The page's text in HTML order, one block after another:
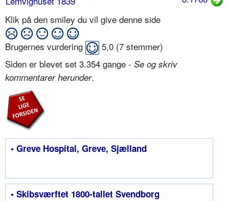
Klik på den smiley du vil give denne side
Brugernes vurdering 5,0 (7 stemmer)
Siden er blevet set 3.354 gange - Se og skriv
kommentarer herunder.
• Greve Hospital, Greve, Sjælland
• Skibsværftet 1800-tallet Svendborg